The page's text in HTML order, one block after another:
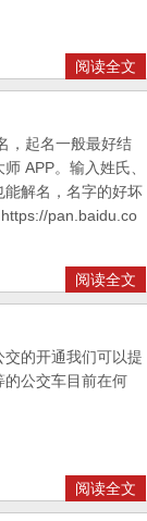
阅读全文
，起名一般最好结
APP。输入姓氏、
解名，名字的好坏
pan.baidu.co
阅读全文
的开通我们可以提
的公交车目前在何
阅读全文